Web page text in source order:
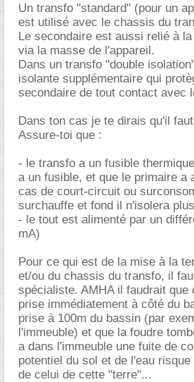
Un transfo "standard" (pour un
est utilisé avec le chassis du
Le secondaire est aussi relié à
via la masse de l'appareil.
Dans un transfo "double
isolante supplémentaire qui
secondaire de tout contact avec
Dans ton cas je te dirais qu'il
Assure-toi que :
- le transfo a un fusible
a un fusible, et que le primaire a
cas de court-circuit ou
surchauffe et fond il n'isolera
- le tout est alimenté par un
mA)
Pour ce qui est de la mise à la
et/ou du chassis du transfo, il
spécialiste. AMHA il faudrait que
prise immédiatement à côté du
prise à 100m du bassin (par
l'immeuble) et que la foudre
a dans l'immeuble une fuite de
potentiel du sol et de l'eau
de celui de cette "terre"...